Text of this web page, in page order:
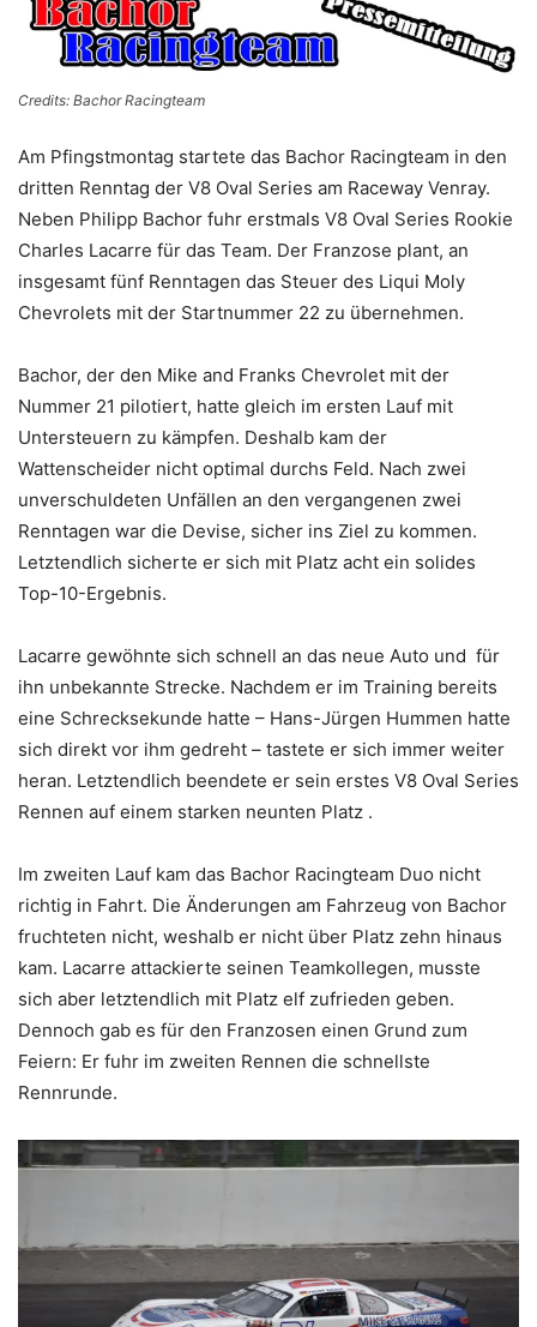
Credits: Bachor Racingteam
Am Pfingstmontag startete das Bachor Racingteam in den
dritten Renntag der V8 Oval Series am Raceway Venray.
Neben Philipp Bachor fuhr erstmals V8 Oval Series Rookie
Charles Lacarre für das Team. Der Franzose plant, an
insgesamt fünf Renntagen das Steuer des Liqui Moly
Chevrolets mit der Startnummer 22 zu übernehmen.
Bachor, der den Mike and Franks Chevrolet mit der
Nummer 21 pilotiert, hatte gleich im ersten Lauf mit
Untersteuern zu kämpfen. Deshalb kam der
Wattenscheider nicht optimal durchs Feld. Nach zwei
unverschuldeten Unfällen an den vergangenen zwei
Renntagen war die Devise, sicher ins Ziel zu kommen.
Letztendlich sicherte er sich mit Platz acht ein solides
Top-10-Ergebnis.
Lacarre gewöhnte sich schnell an das neue Auto und für
ihn unbekannte Strecke. Nachdem er im Training bereits
eine Schrecksekunde hatte – Hans-Jürgen Hummen hatte
sich direkt vor ihm gedreht – tastete er sich immer weiter
heran. Letztendlich beendete er sein erstes V8 Oval Series
Rennen auf einem starken neunten Platz .
Im zweiten Lauf kam das Bachor Racingteam Duo nicht
richtig in Fahrt. Die Änderungen am Fahrzeug von Bachor
fruchteten nicht, weshalb er nicht über Platz zehn hinaus
kam. Lacarre attackierte seinen Teamkollegen, musste
sich aber letztendlich mit Platz elf zufrieden geben.
Dennoch gab es für den Franzosen einen Grund zum
Feiern: Er fuhr im zweiten Rennen die schnellste
Rennrunde.